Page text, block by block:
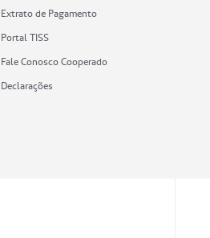
Extrato de Pagamento
Portal TISS
Fale Conosco Cooperado
Declarações